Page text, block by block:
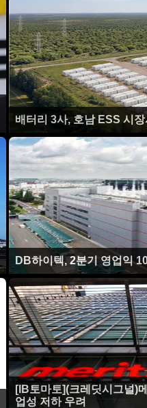
배터리 3사, 호남 ESS 시장
DB하이텍, 2분기 영업익
[IB토마토](크레딧시그널)
업성 저하 우려